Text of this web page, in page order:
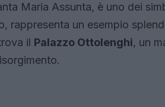
Maria Assunta, è uno dei
rappresenta un esempio
il Palazzo Ottolenghi, un